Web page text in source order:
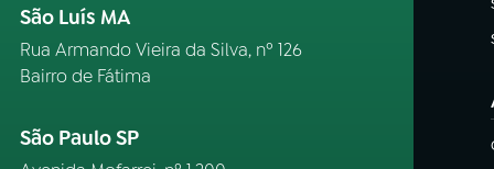
São Luís MA
Rua Armando Vieira da Silva, nº 126
Bairro de Fátima
São Paulo SP